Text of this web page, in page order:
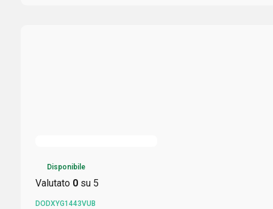
Disponibile
Valutato 0su 5
DODXYG1443VUB